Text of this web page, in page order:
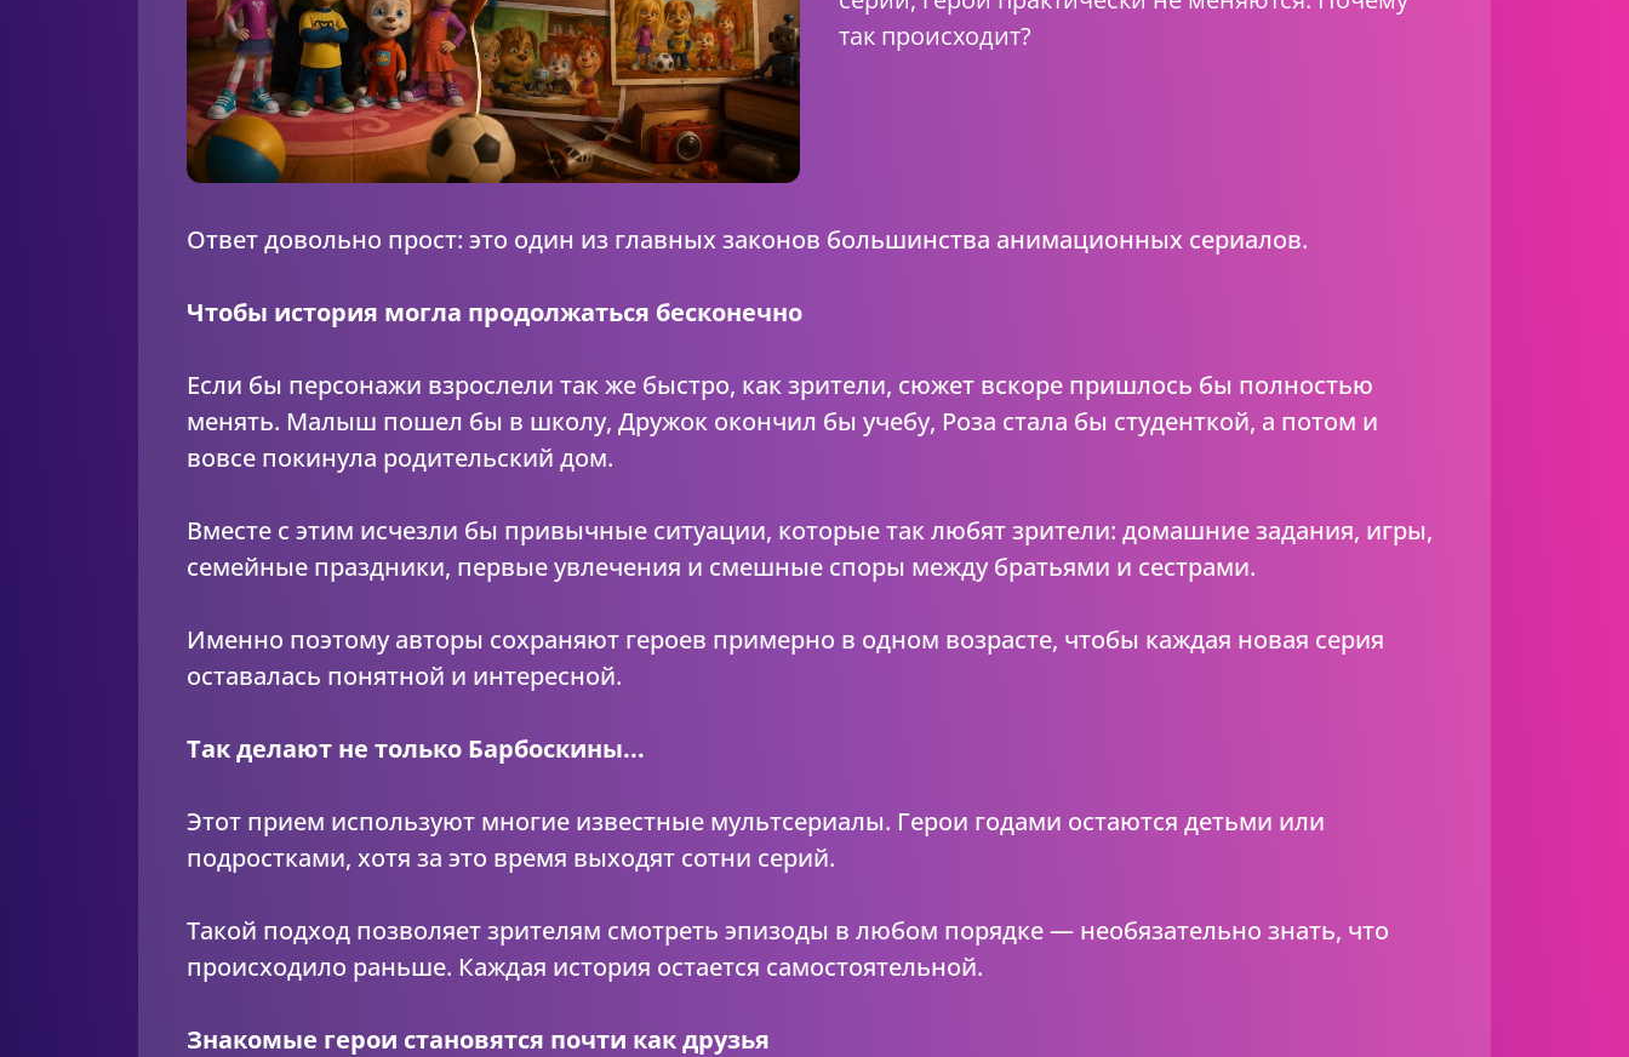
так происходит?
Ответ довольно прост: это один из главных законов большинства анимационных сериалов.
Чтобы история могла продолжаться бесконечно
Если бы персонажи взрослели так же быстро, как зрители, сюжет вскоре пришлось бы полностью
менять. Малыш пошел бы в школу, Дружок окончил бы учебу, Роза стала бы студенткой, а потом и
вовсе покинула родительский дом.
Вместе с этим исчезли бы привычные ситуации, которые так любят зрители: домашние задания, игры,
семейные праздники, первые увлечения и смешные споры между братьями и сестрами.
Именно поэтому авторы сохраняют героев примерно в одном возрасте, чтобы каждая новая серия
оставалась понятной и интересной.
Так делают не только Барбоскины...
Этот прием используют многие известные мультсериалы. Герои годами остаются детьми или
подростками, хотя за это время выходят сотни серий.
Такой подход позволяет зрителям смотреть эпизоды в любом порядке — необязательно знать, что
происходило раньше. Каждая история остается самостоятельной.
Знакомые герои становятся почти как друзья